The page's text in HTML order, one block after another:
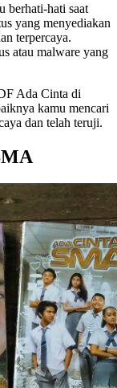
berhati-hati saat
yang menyediakan
terpercaya.
atau malware yang
Ada Cinta di
kamu mencari
dan telah teruji.